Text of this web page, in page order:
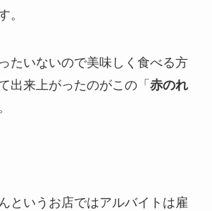
。
たいないので美味しく食べる方
出来上がったのがこの「 赤のれ
というお店ではアルバイトは雇